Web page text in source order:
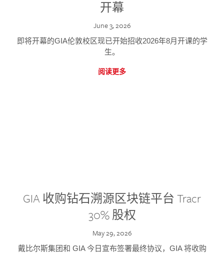
开幕
June 3, 2026
即将开幕的GIA伦敦校区现已开始招收2026年8月开课的学
生。
阅读更多
GIA 收购钻石溯源区块链平台 Tracr
30% 股权
May 29, 2026
戴比尔斯集团和 GIA 今日宣布签署最终协议，GIA 将收购